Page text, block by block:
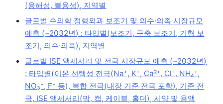
(용해성, 불용성), 지역별
글로벌 수의학 정형외과 보조기 및 의수·의족 시장규모
예측 (~2032년) : 타입별(보조기, 구축 보조기, 기형 보
조기, 의수·의족), 지역별
글로벌 ISE 액세서리 및 전극 시장규모 예측 (~2032년)
: 타입별(이온 선택성 전극(Na⁺, K⁺, Ca²⁺, Cl⁻, NH₄⁺,
NO₃⁻, F⁻ 등), 복합 전극(내장 기준 전극 포함), 기준 전
극, ISE 액세서리(막, 캡, 케이블, 홀더), 시약 및 용액